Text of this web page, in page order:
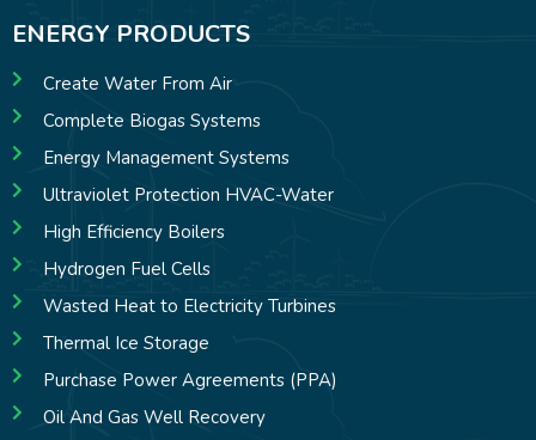
ENERGY PRODUCTS
Create Water From Air
Complete Biogas Systems
Energy Management Systems
Ultraviolet Protection HVAC-Water
High Efficiency Boilers
Hydrogen Fuel Cells
Wasted Heat to Electricity Turbines
Thermal Ice Storage
Purchase Power Agreements (PPA)
Oil And Gas Well Recovery